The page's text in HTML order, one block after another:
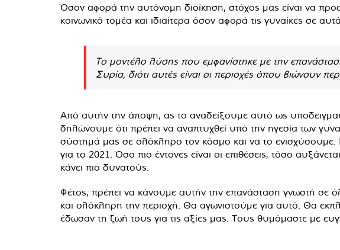
Όσον αφορά την αυτόνομη διοίκηση, στόχος μας είναι να
κοινωνικό τομέα και ιδιαίτερα όσον αφορά τις γυναίκες σε
Το μοντέλο λύσης που εμφανίστηκε με την
Συρία, διότι αυτές είναι οι περιοχές όπου βιώνουν
Από αυτήν την άποψη, ας το αναδείξουμε αυτό ως
δηλώνουμε ότι πρέπει να αναπτυχθεί υπό την ηγεσία των
σύστημά μας σε ολόκληρο τον κόσμο και να το ενισχύσουμε.
για το 2021. Όσο πιο έντονες είναι οι επιθέσεις, τόσο
κάνει πιο δυνατούς.
Φέτος, πρέπει να κάνουμε αυτήν την επανάσταση γνωστή σε
και ολόκληρη την περιοχή. Θα αγωνιστούμε για αυτό. Θα
έδωσαν τη ζωή τους για τις αξίες μας. Τους θυμόμαστε με